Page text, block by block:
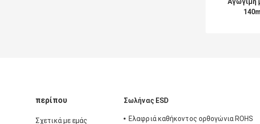
περίπου
Σχετικά με εμάς
Σωλήνας ESD
Ελαφριά καθήκοντος ορθογώνια ROHS